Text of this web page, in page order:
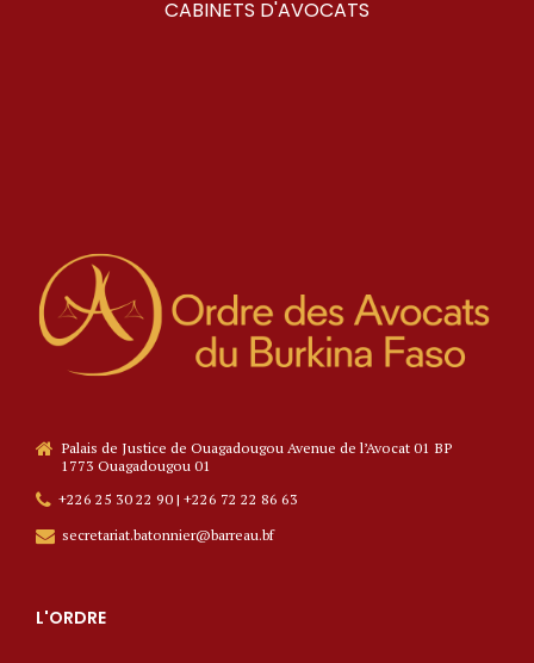
7
2
7
8
9
0
4
9
0
6
CABINETS D'AVOCATS
Palais de Justice de Ouagadougou Avenue de l’Avocat 01 BP
1773 Ouagadougou 01
+226 25 30 22 90 | +226 72 22 86 63
secretariat.batonnier@barreau.bf
L'ORDRE